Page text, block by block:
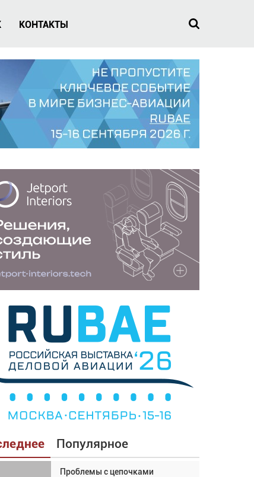
КОНТАКТЫ
Популярное
Проблемы с цепочками
Взгляд с высоты: тандем